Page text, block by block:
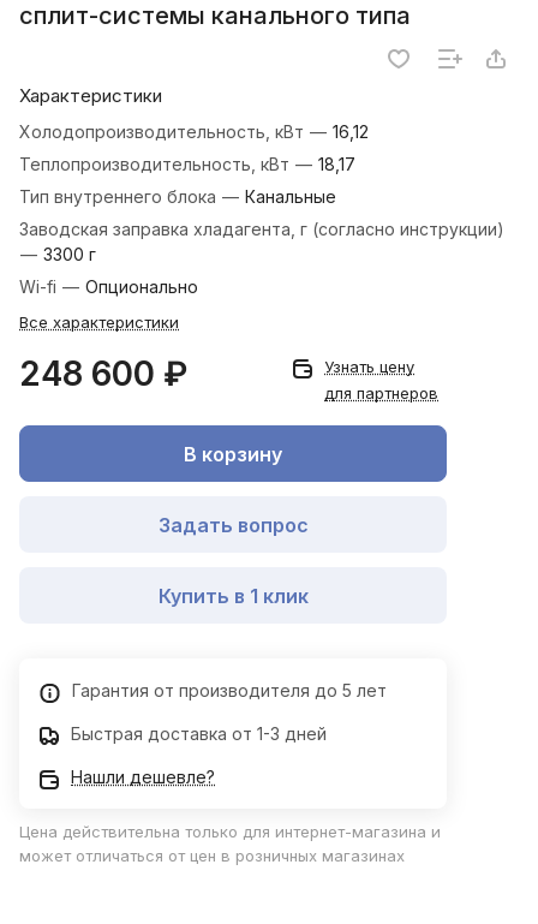
сплит-системы канального типа
Характеристики
Холодопроизводительность, кВт — 16,12
Теплопроизводительность, кВт — 18,17
Тип внутреннего блока — Канальные
Заводская заправка хладагента, г (согласно инструкции)
— 3300 г
Wi-fi — Опционально
Все характеристики
248 600 ₽
Узнать цену
для партнеров
В корзину
Задать вопрос
Купить в 1 клик
Гарантия от производителя до 5 лет
Быстрая доставка от 1-3 дней
Нашли дешевле?
Цена действительна только для интернет-магазина и
может отличаться от цен в розничных магазинах